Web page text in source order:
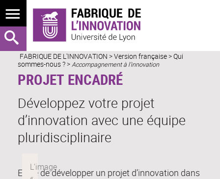
FABRIQUE DE L'INNOVATION >Version française> Qui
sommes-nous ? >Accompagnement à l'innovation
PROJET ENCADRÉ
Développez votre projet
d’innovation avec une équipe
pluridisciplinaire
Envie de développer un projet d’innovation dans